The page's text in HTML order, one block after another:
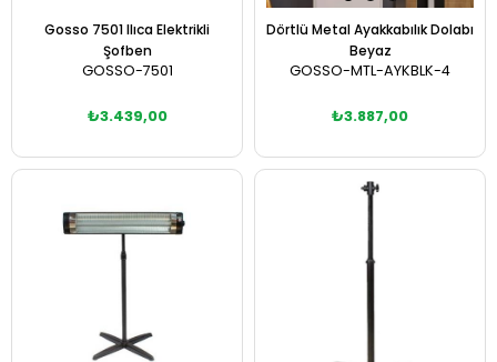
Gosso 7501 Ilıca Elektrikli
Şofben
GOSSO-7501
₺3.439,00
Dörtlü Metal Ayakkabılık Dolabı
Beyaz
GOSSO-MTL-AYKBLK-4
₺3.887,00
Sepete Ekle